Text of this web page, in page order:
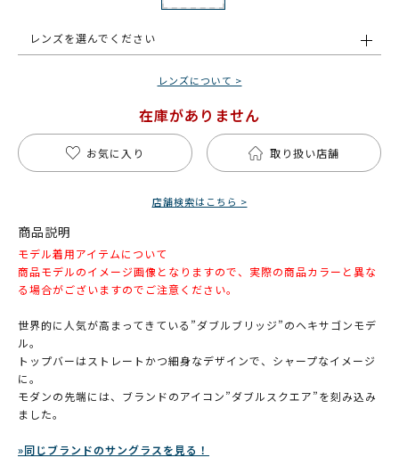
レンズを選んでください
レンズについて >
在庫がありません
お気に入り 取り扱い店舗
店舗検索はこちら >
商品説明
モデル着用アイテムについて
商品モデルのイメージ画像となりますので、実際の商品カラーと異な
る場合がございますのでご注意ください。
世界的に人気が高まってきている”ダブルブリッジ”のヘキサゴンモデ
ル。
トップバーはストレートかつ細身なデザインで、シャープなイメージ
に。
モダンの先端には、ブランドのアイコン”ダブルスクエア”を刻み込み
ました。
»同じブランドのサングラスを見る！